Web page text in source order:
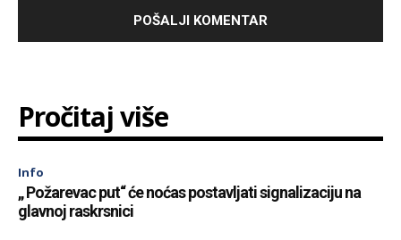
Pročitaj više
Info
„ Požarevac put“ će noćas postavljati signalizaciju na
glavnoj raskrsnici